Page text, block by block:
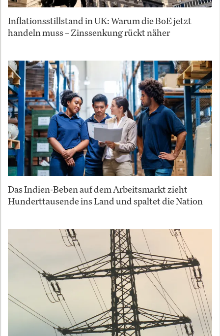
Inflationsstillstand in UK: Warum die BoE jetzt
handeln muss – Zinssenkung rückt näher
Das Indien-Beben auf dem Arbeitsmarkt zieht
Hunderttausende ins Land und spaltet die Nation